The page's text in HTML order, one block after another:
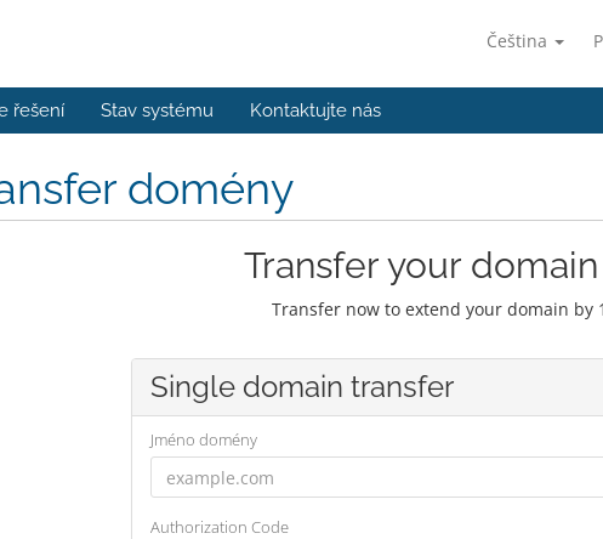
Čeština
řešení Stav systému Kontaktujte nás
domény
Transfer your
Transfer now to extend your domain by
Single domain transfer
Jméno domény
Authorization Code